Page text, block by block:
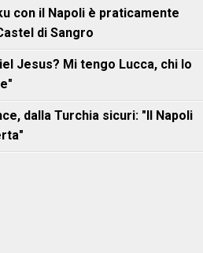
con il Napoli è praticamente
di Sangro
Jesus? Mi tengo Lucca, chi lo
dalla Turchia sicuri: "Il Napoli